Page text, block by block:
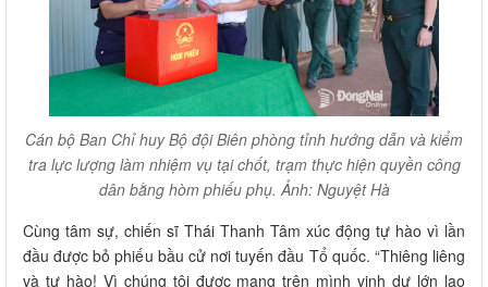
Cán bộ Ban Chỉ huy Bộ đội Biên phòng tỉnh hướng dẫn và kiểm
tra lực lượng làm nhiệm vụ tại chốt, trạm thực hiện quyền công
dân bằng hòm phiếu phụ. Ảnh: Nguyệt Hà
Cùng tâm sự, chiến sĩ Thái Thanh Tâm xúc động tự hào vì lần
đầu được bỏ phiếu bầu cử nơi tuyến đầu Tổ quốc. “Thiêng liêng
và tự hào! Vì chúng tôi được mang trên mình vinh dự lớn lao